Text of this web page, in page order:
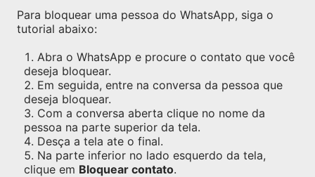
Para bloquear uma pessoa do WhatsApp, siga o
tutorial abaixo:
Abra o WhatsApp e procure o contato que você
deseja bloquear.
Em seguida, entre na conversa da pessoa que
deseja bloquear.
Com a conversa aberta clique no nome da
pessoa na parte superior da tela.
Desça a tela ate o final.
Na parte inferior no lado esquerdo da tela,
clique em Bloquear contato.